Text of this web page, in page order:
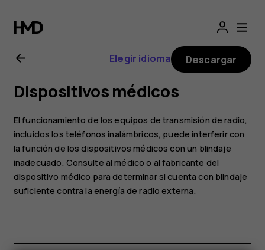
Manual
del
usuario
de
Nokia
C01
Elegir idioma Descargar
Dispositivos médicos
El funcionamiento de los equipos de transmisión de radio,
incluidos los teléfonos inalámbricos, puede interferir con
la función de los dispositivos médicos con un blindaje
inadecuado. Consulte al médico o al fabricante del
dispositivo médico para determinar si cuenta con blindaje
suficiente contra la energía de radio externa.